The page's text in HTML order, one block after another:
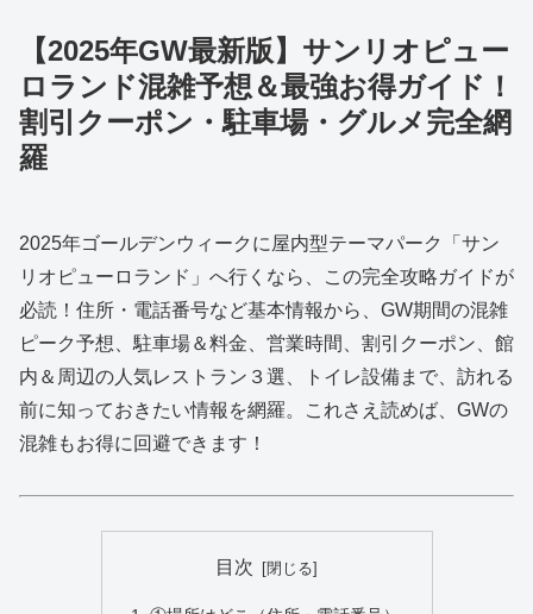
【2025年GW最新版】サンリオピュー
ロランド混雑予想＆最強お得ガイド！
割引クーポン・駐車場・グルメ完全網
羅
2025年ゴールデンウィークに屋内型テーマパーク「サン
リオピューロランド」へ行くなら、この完全攻略ガイドが
必読！住所・電話番号など基本情報から、GW期間の混雑
ピーク予想、駐車場＆料金、営業時間、割引クーポン、館
内＆周辺の人気レストラン３選、トイレ設備まで、訪れる
前に知っておきたい情報を網羅。これさえ読めば、GWの
混雑もお得に回避できます！
目次